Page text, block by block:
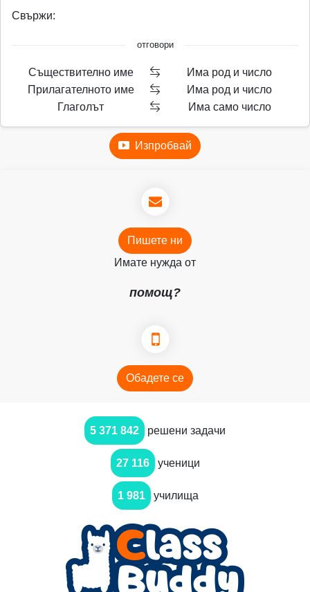
Свържи:
отговори
Съществително име
Има род и число
Прилагателното име
Има род и число
Глаголът
Има само число
Изпробвай
Пишете ни
Имате нужда от
помощ?
Обадете се
5 371 842 решени задачи
27 116 ученици
1 981 училища